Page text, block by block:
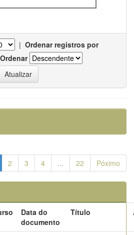
| Ordenar registros por
Ordenar
2 3 4 ... 22 Póximo
Data do
documento
Título